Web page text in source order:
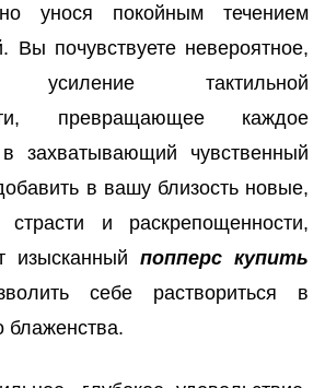
унося покойным течением
Вы почувствуете невероятное,
усиление тактильной
превращающее каждое
в захватывающий чувственный
в вашу близость новые,
и раскрепощенности,
изысканный попперс купить
себе раствориться в
блаженства.